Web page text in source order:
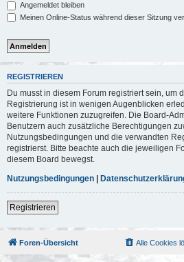
Angemeldet bleiben
Meinen Online-Status während dieser Sitzung
REGISTRIEREN
Du musst in diesem Forum registriert sein, um
Registrierung ist in wenigen Augenblicken
weitere Funktionen zuzugreifen. Die Board-
Benutzern auch zusätzliche Berechtigungen
Nutzungsbedingungen und die verwandten
registrierst. Bitte beachte auch die jeweiligen
diesem Board bewegst.
Nutzungsbedingungen |
Registrieren
Foren-Übersicht Alle Cookies